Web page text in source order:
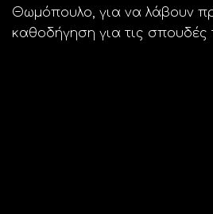
Θωμόπουλο, για να λάβουν
καθοδήγηση για τις σπουδές